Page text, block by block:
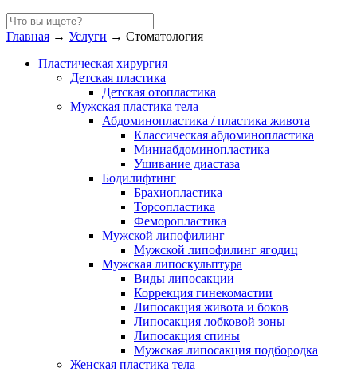
Главная → Услуги → Стоматология
Пластическая хирургия
Детская пластика
Детская отопластика
Мужская пластика тела
Абдоминопластика / пластика живота
Классическая абдоминопластика
Миниабдоминопластика
Ушивание диастаза
Бодилифтинг
Брахиопластика
Торсопластика
Феморопластика
Мужской липофилинг
Мужской липофилинг ягодиц
Мужская липоскульптура
Виды липосакции
Коррекция гинекомастии
Липосакция живота и боков
Липосакция лобковой зоны
Липосакция спины
Мужская липосакция подбородка
Женская пластика тела